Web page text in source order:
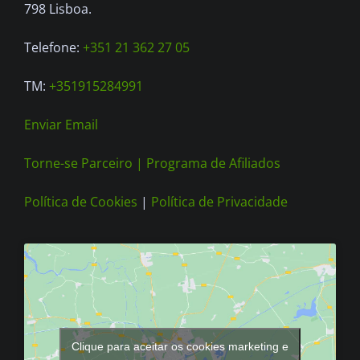
product
798 Lisboa.
Telefone: +351 21 362 27 05
TM: +351915284991
Enviar Email
Torne-se Parceiro | Programa de Afiliados
Política de Cookies | Política de Privacidade
Clique para aceitar os cookies marketing e